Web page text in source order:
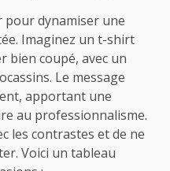
pour dynamiser une
Imaginez un t-shirt
bien coupé, avec un
Le message
apportant une
au professionnalisme.
les contrastes et de ne
Voici un tableau